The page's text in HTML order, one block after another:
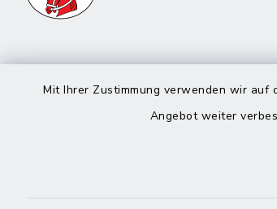
Mit Ihrer Zustimmung verwenden wir auf
Angebot weiter
Rathaus in
Rechtmehring